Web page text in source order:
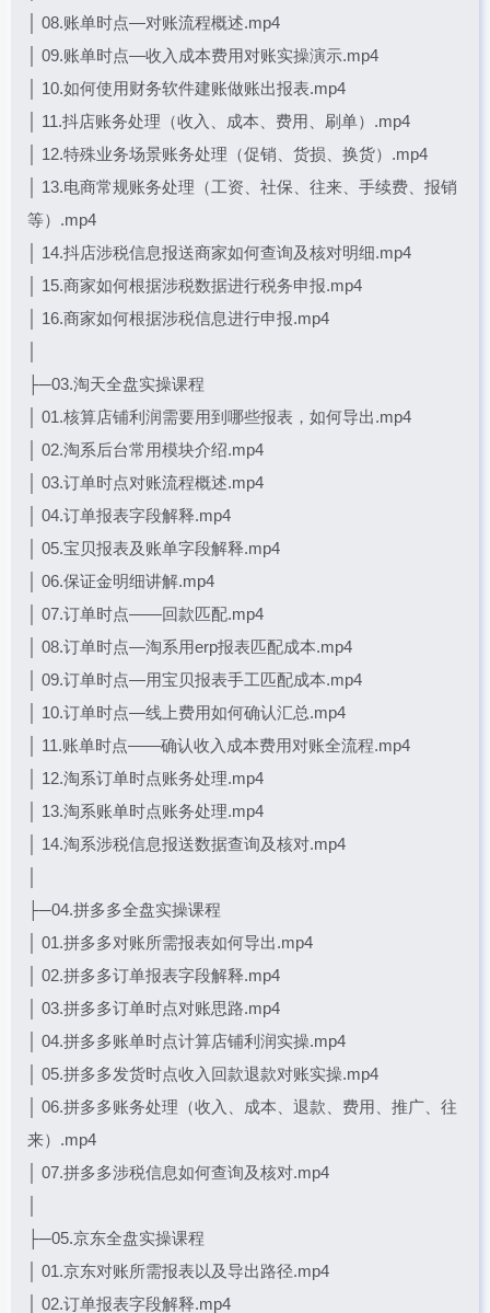
│ 08.账单时点—对账流程概述.mp4
│ 09.账单时点—收入成本费用对账实操演示.mp4
│ 10.如何使用财务软件建账做账出报表.mp4
│ 11.抖店账务处理（收入、成本、费用、刷单）.mp4
│ 12.特殊业务场景账务处理（促销、货损、换货）.mp4
│ 13.电商常规账务处理（工资、社保、往来、手续费、报销
等）.mp4
│ 14.抖店涉税信息报送商家如何查询及核对明细.mp4
│ 15.商家如何根据涉税数据进行税务申报.mp4
│ 16.商家如何根据涉税信息进行申报.mp4
├─03.淘天全盘实操课程
│ 01.核算店铺利润需要用到哪些报表，如何导出.mp4
│ 02.淘系后台常用模块介绍.mp4
│ 03.订单时点对账流程概述.mp4
│ 04.订单报表字段解释.mp4
│ 05.宝贝报表及账单字段解释.mp4
│ 06.保证金明细讲解.mp4
│ 07.订单时点——回款匹配.mp4
│ 08.订单时点—淘系用erp报表匹配成本.mp4
│ 09.订单时点—用宝贝报表手工匹配成本.mp4
│ 10.订单时点—线上费用如何确认汇总.mp4
│ 11.账单时点——确认收入成本费用对账全流程.mp4
│ 12.淘系订单时点账务处理.mp4
│ 13.淘系账单时点账务处理.mp4
│ 14.淘系涉税信息报送数据查询及核对.mp4
├─04.拼多多全盘实操课程
│ 01.拼多多对账所需报表如何导出.mp4
│ 02.拼多多订单报表字段解释.mp4
│ 03.拼多多订单时点对账思路.mp4
│ 04.拼多多账单时点计算店铺利润实操.mp4
│ 05.拼多多发货时点收入回款退款对账实操.mp4
│ 06.拼多多账务处理（收入、成本、退款、费用、推广、往
来）.mp4
│ 07.拼多多涉税信息如何查询及核对.mp4
├─05.京东全盘实操课程
│ 01.京东对账所需报表以及导出路径.mp4
│ 02.订单报表字段解释.mp4